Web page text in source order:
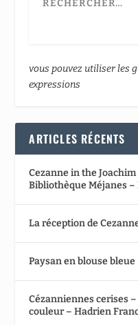
vous pouvez utiliser les
expressions
ARTICLES RÉCENTS
Cezanne in the
Bibliothèque Méjanes –
La réception de
Paysan en blouse
Cézanniennes cerises
couleur – Hadrien